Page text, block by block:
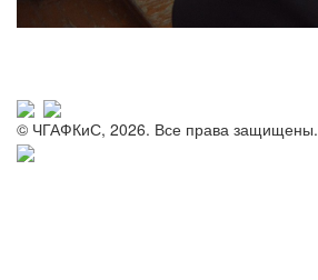
© ЧГАФКиС, 2026. Все права защищены.